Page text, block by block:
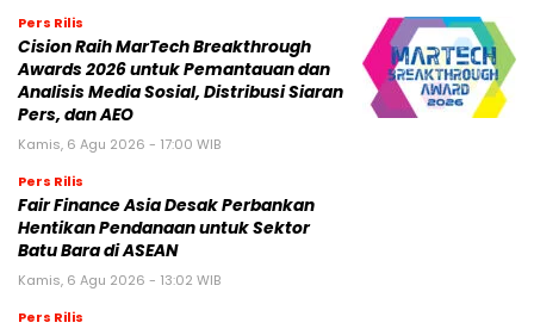
Pers Rilis
Cision Raih MarTech Breakthrough
Awards 2026 untuk Pemantauan dan
Analisis Media Sosial, Distribusi Siaran
Pers, dan AEO
Kamis, 6 Agu 2026 - 17:00 WIB
Pers Rilis
Fair Finance Asia Desak Perbankan
Hentikan Pendanaan untuk Sektor
Batu Bara di ASEAN
Kamis, 6 Agu 2026 - 13:02 WIB
Pers Rilis